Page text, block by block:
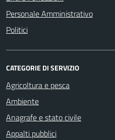
Personale Amministrativo
Politici
CATEGORIE DI SERVIZIO
Agricoltura e pesca
Ambiente
Anagrafe e stato civile
Appalti pubblici